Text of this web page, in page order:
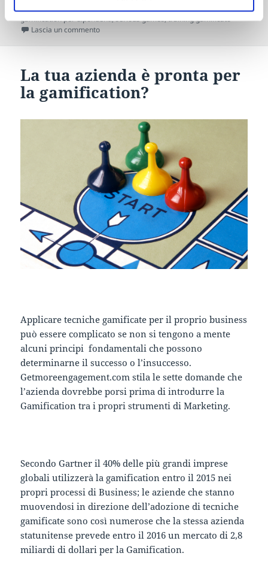
solution,game design,Gamification,gamification azienda,
gamification per dipendenti,serious games,training gamificato
Lascia un commentosu Giocare (e perdere) ci aiuta a migliorare
La tua azienda è pronta per
la gamification?
Applicare tecniche gamificate per il proprio business
può essere complicato se non si tengono a mente
alcuni principi fondamentali che possono
determinarne il successo o l’insuccesso.
Getmoreengagement.com stila le sette domande che
l’azienda dovrebbe porsi prima di introdurre la
Gamification tra i propri strumenti di Marketing.
Secondo Gartner il 40% delle più grandi imprese
globali utilizzerà la gamification entro il 2015 nei
propri processi di Business; le aziende che stanno
muovendosi in direzione dell’adozione di tecniche
gamificate sono così numerose che la stessa azienda
statunitense prevede entro il 2016 un mercato di 2,8
miliardi di dollari per la Gamification.